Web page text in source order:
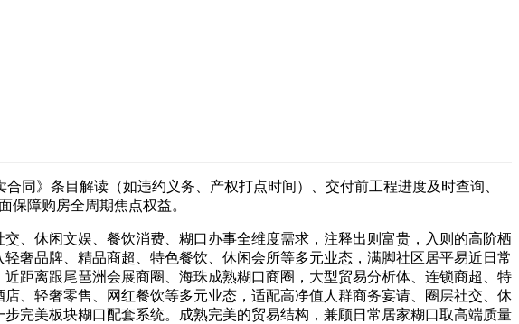
》条目解读（如违约义务、产权打点时间）、交付前工程进度及时查询、
保障购房全周期焦点权益。
休闲文娱、餐饮消费、糊口办事全维度需求，注释出则富贵，入则的高阶栖
奢品牌、精品商超、特色餐饮、休闲会所等多元业态，满脚社区居平易近日常
距离跟尾琶洲会展商圈、海珠成熟糊口商圈，大型贸易分析体、连锁商超、特
、轻奢零售、网红餐饮等多元业态，适配高净值人群商务宴请、圈层社交、休
完美板块糊口配套系统。成熟完美的贸易结构，兼顾日常居家糊口取高端质量